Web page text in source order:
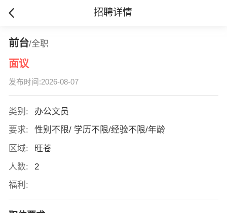
招聘详情
前台/全职
面议
发布时间:2026-08-07
类别:
办公文员
要求:
性别不限/ 学历不限/经验不限/年龄
区域:
旺苍
人数:
2
福利: